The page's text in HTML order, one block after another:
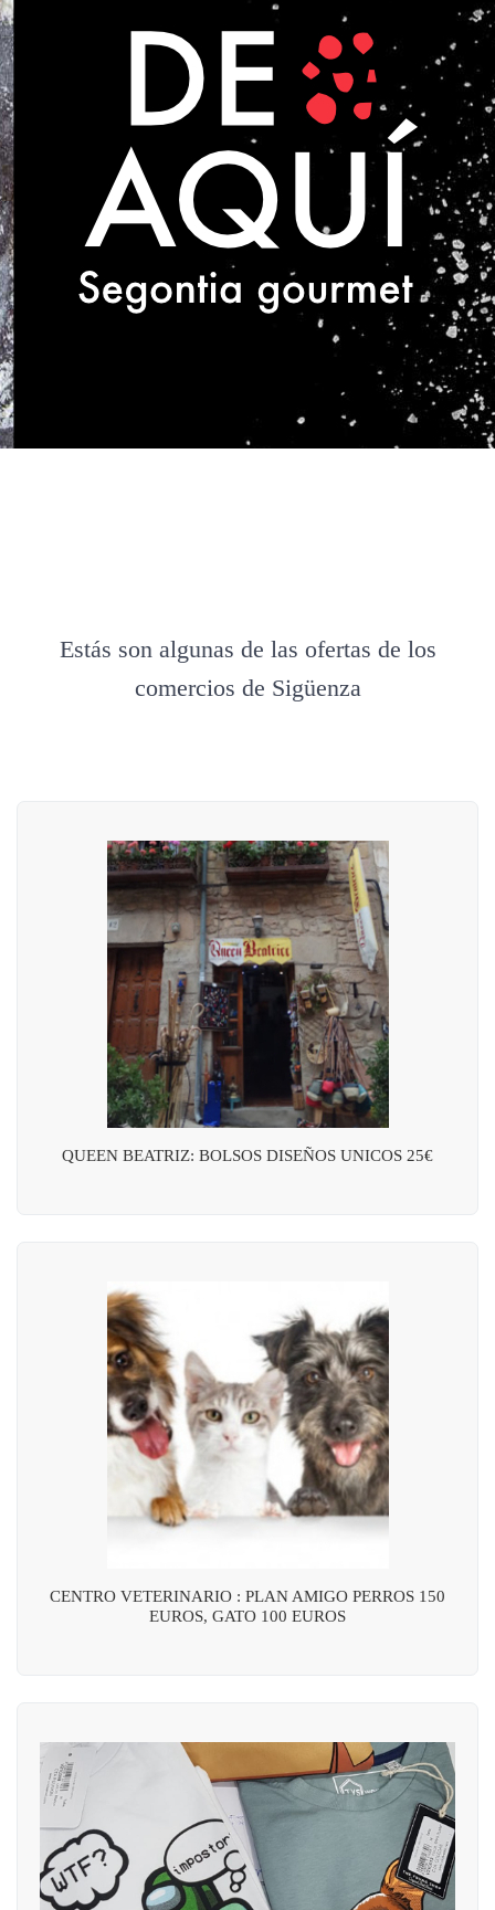
Estás son algunas de las ofertas de los
comercios de Sigüenza
QUEEN BEATRIZ: BOLSOS DISEÑOS UNICOS 25€
CENTRO VETERINARIO : PLAN AMIGO PERROS 150
EUROS, GATO 100 EUROS